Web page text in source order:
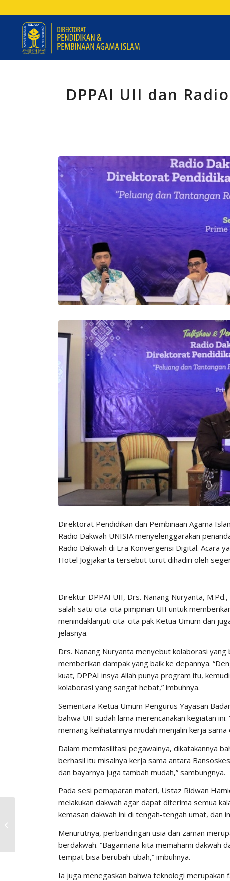
DPPAI UII dan
Direktorat Pendidikan dan Pembinaan Agama
Radio Dakwah UNISIA menyelenggarakan
Radio Dakwah di Era Konvergensi Digital. Acara
Hotel Jogjakarta tersebut turut dihadiri oleh
Direktur DPPAI UII, Drs. Nanang Nuryanta,
salah satu cita-cita pimpinan UII untuk
menindaklanjuti cita-cita pak Ketua Umum dan
jelasnya.
Drs. Nanang Nuryanta menyebut kolaborasi
memberikan dampak yang baik ke depannya.
kuat, DPPAI insya Allah punya program itu,
kolaborasi yang sangat hebat,” imbuhnya.
Sementara Ketua Umum Pengurus Yayasan
bahwa UII sudah lama merencanakan kegiatan
memang kelihatannya mudah menjalin kerja
Dalam memfasilitasi pegawainya, dikatakannya
berhasil itu misalnya kerja sama antara
dan bayarnya juga tambah mudah,” sambungnya.
Pada sesi pemaparan materi, Ustaz Ridwan
melakukan dakwah agar dapat diterima semua
kemasan dakwah ini di tengah-tengah umat, dan
Menurutnya, perbandingan usia dan zaman
berdakwah. “Bagaimana kita memahami dakwah
tempat bisa berubah-ubah,” imbuhnya.
Ia juga menegaskan bahwa teknologi
Gus Baha Sampaikan